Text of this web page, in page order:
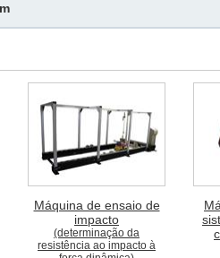
Máquina de ensaio de
impacto
(determinação da
resistência ao impacto à